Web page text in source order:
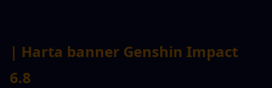
| Harta banner Genshin Impact
6.8